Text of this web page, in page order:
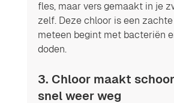
fles, maar vers gemaakt in je
zelf. Deze chloor is een
meteen begint met bacteriën
doden.
3. Chloor maakt
snel weer weg